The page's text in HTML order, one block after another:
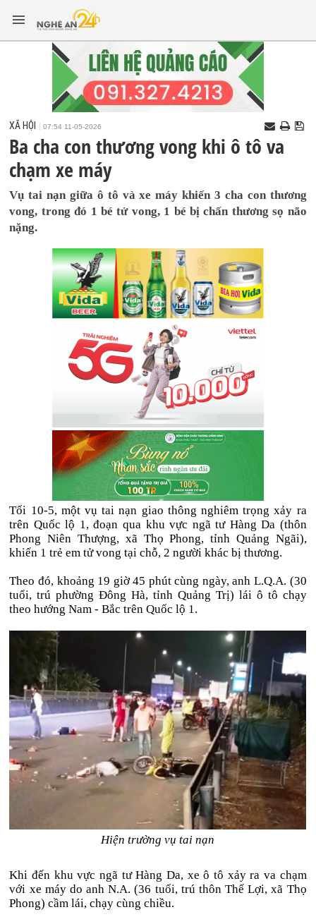
XÃ HỘI 07:54 11-05-2026
Ba cha con thương vong khi ô tô va
chạm xe máy
Vụ tai nạn giữa ô tô và xe máy khiến 3 cha con thương
vong, trong đó 1 bé tử vong, 1 bé bị chấn thương sọ não
nặng.
Tối 10-5, một vụ tai nạn giao thông nghiêm trọng xảy ra
trên Quốc lộ 1, đoạn qua khu vực ngã tư Hàng Da (thôn
Phong Niên Thượng, xã Thọ Phong, tỉnh Quảng Ngãi),
khiến 1 trẻ em tử vong tại chỗ, 2 người khác bị thương.
Theo đó, khoảng 19 giờ 45 phút cùng ngày, anh L.Q.A. (30
tuổi, trú phường Đông Hà, tỉnh Quảng Trị) lái ô tô chạy
theo hướng Nam - Bắc trên Quốc lộ 1.
Hiện trường vụ tai nạn
Khi đến khu vực ngã tư Hàng Da, xe ô tô xảy ra va chạm
với xe máy do anh N.A. (36 tuổi, trú thôn Thế Lợi, xã Thọ
Phong) cầm lái, chạy cùng chiều.